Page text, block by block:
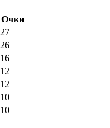
Очки
27
26
16
12
12
10
10